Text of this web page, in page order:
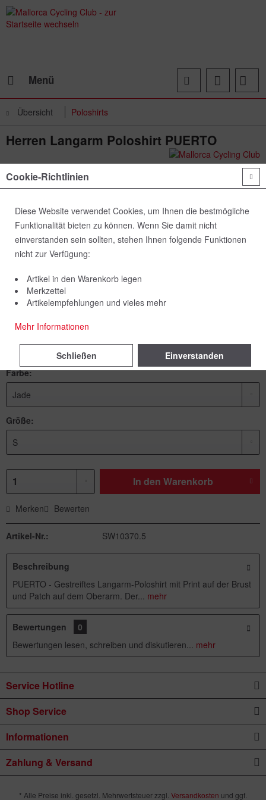
Menü
Übersicht Poloshirts
Herren Langarm Poloshirt PUERTO
59,00 € *
Farbe:
Größe:
In den Warenkorb
Merken Bewerten
Artikel-Nr.: SW10370.5
Beschreibung
PUERTO - Gestreiftes Langarm-Poloshirt mit Print auf der Brust
und Patch auf dem Oberarm. Der... mehr
Bewertungen
0
Bewertungen lesen, schreiben und diskutieren... mehr
Service Hotline
Shop Service
Informationen
Zahlung & Versand
* Alle Preise inkl. gesetzl. Mehrwertsteuer zzgl. Versandkosten und ggf.
Cookie-Richtlinien
Diese Website verwendet Cookies, um Ihnen die bestmögliche
Funktionalität bieten zu können. Wenn Sie damit nicht
einverstanden sein sollten, stehen Ihnen folgende Funktionen
nicht zur Verfügung:
Artikel in den Warenkorb legen
Merkzettel
Artikelempfehlungen und vieles mehr
Mehr Informationen
Einverstanden
Schließen